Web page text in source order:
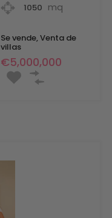
1050 mq
Se vende, Venta de
villas
€5,000,000